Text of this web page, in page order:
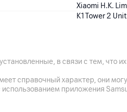
Xiaomi H.K.
K1Tower 2
в связи с тем, что
справочный характер, они
приложения